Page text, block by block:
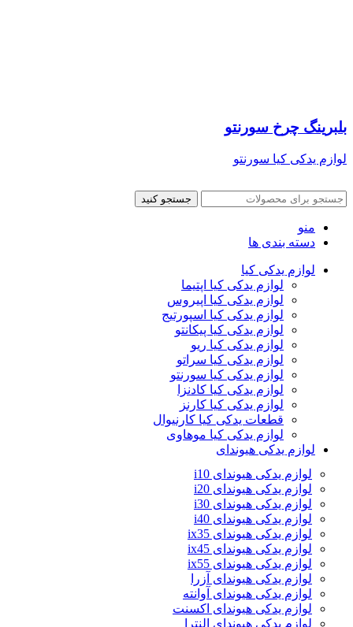
بلبرینگ چرخ سورنتو
لوازم یدکی کیا سورنتو
جستجو کنید
منو
دسته بندی ها
لوازم یدکی کیا
لوازم یدکی کیا اپتیما
لوازم یدکی کیا اپیروس
لوازم یدکی کیا اسپورتیج
لوازم یدکی کیا پیکانتو
لوازم یدکی کیا ریو
لوازم یدکی کیا سراتو
لوازم یدکی کیا سورنتو
لوازم یدکی کیا کادنزا
لوازم یدکی کیا کارنز
قطعات یدکی کیا کارنیوال
لوازم یدکی کیا موهاوی
لوازم یدکی هیوندای
لوازم یدکی هیوندای i10
لوازم یدکی هیوندای i20
لوازم یدکی هیوندای i30
لوازم یدکی هیوندای i40
لوازم یدکی هیوندای ix35
لوازم یدکی هیوندای ix45
لوازم یدکی هیوندای ix55
لوازم یدکی هیوندای آزرا
لوازم یدکی هیوندای آوانته
لوازم یدکی هیوندای اکسنت
لوازم یدکی هیوندای النترا